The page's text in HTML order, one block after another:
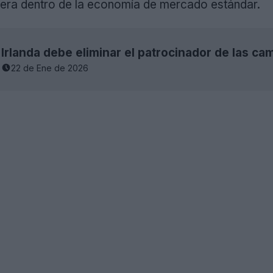
dentro de la economía de mercado estándar.
Irlanda debe eliminar el patrocinador de las
22 de Ene de 2026